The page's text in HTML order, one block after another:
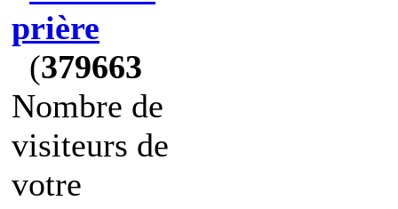
prière
(379663
Nombre de
visiteurs de
votre